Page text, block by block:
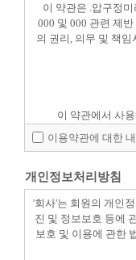
쁘띠/면역수액
온라인상담
이 약관은 .압구정
000 및 000 관련 제
의 권리, 의무 및 책
이 약관에서 사
①"서비스"라 함은 구
각종 유무선 장치를
②"회원"이라 함은 회
"회사"와 이용계약을
③"아이디(ID)"라 함
"회원"이 정하고 "회
이용약관에 대한
개인정보처리방침
'회사'는 회원의 개인
진 및 정보보호 등에
보호 및 이용에 관한